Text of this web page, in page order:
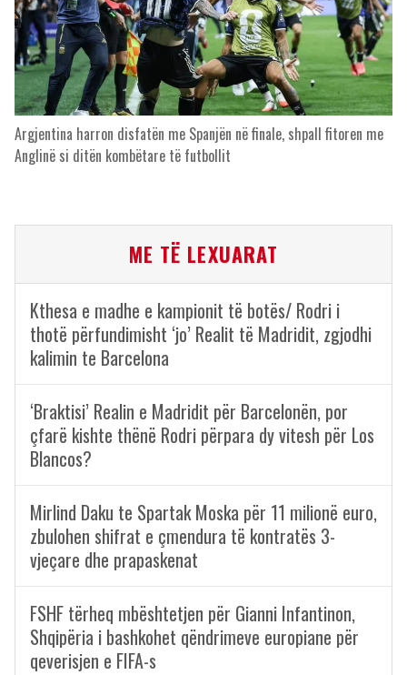
Argjentina harron disfatën me Spanjën në finale, shpall fitoren me
Anglinë si ditën kombëtare të futbollit
ME TË LEXUARAT
Kthesa e madhe e kampionit të botës/ Rodri i
thotë përfundimisht ‘jo’ Realit të Madridit, zgjodhi
kalimin te Barcelona
‘Braktisi’ Realin e Madridit për Barcelonën, por
çfarë kishte thënë Rodri përpara dy vitesh për Los
Blancos?
Mirlind Daku te Spartak Moska për 11 milionë euro,
zbulohen shifrat e çmendura të kontratës 3-
vjeçare dhe prapaskenat
FSHF tërheq mbështetjen për Gianni Infantinon,
Shqipëria i bashkohet qëndrimeve europiane për
qeverisjen e FIFA-s